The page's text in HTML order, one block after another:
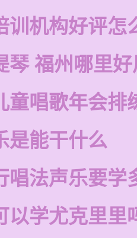
训机构好评怎
琴 福州哪里
童唱歌年会排
是能干什么
唱法声乐要学
以学尤克里里